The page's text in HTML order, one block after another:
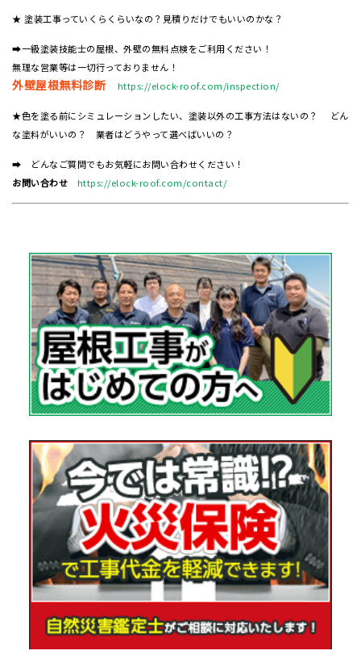
★ 塗装工事っていくらくらいなの？見積りだけでもいいのかな？
➡一級塗装技能士の屋根、外壁の無料点検をご利用ください！
無理な営業等は一切行っておりません！
外壁屋根無料診断 https://elock-roof.com/inspection/
★色を塗る前にシミュレーションしたい、塗装以外の工事方法はないの？ どん
な塗料がいいの？ 業者はどうやって選べばいいの？
➡ どんなご質問でもお気軽にお問い合わせください！
お問い合わせ
https://elock-roof.com/contact/